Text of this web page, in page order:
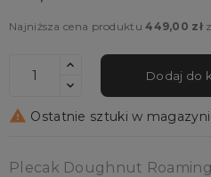
Najniższa cena produktu449,00 zł
Dodaj do
 Ostatnie sztuki w
Plecak Doughnut